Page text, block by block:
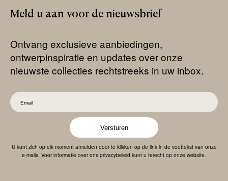
Meld u aan voor de nieuwsbrief
Ontvang exclusieve aanbiedingen,
ontwerpinspiratie en updates over onze
nieuwste collecties rechtstreeks in uw inbox.
Versturen
U kunt zich op elk moment afmelden door te klikken op de link in de voettekst van onze
e-mails. Voor informatie over ons privacybeleid kunt u terecht op onze website.